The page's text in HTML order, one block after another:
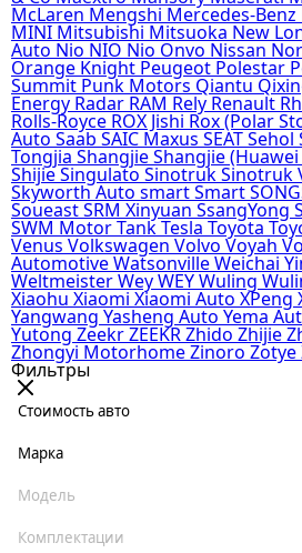
McLaren Mengshi Mercedes-Benz
MINI Mitsubishi Mitsuoka New
Auto Nio NIO Nio Onvo Nissan
Orange Knight Peugeot Polestar
Summit Punk Motors Qiantu
Energy Radar RAM RelyRenault
Rolls-Royce ROX Jishi Rox (Polar
Auto Saab SAIC Maxus SEATSehol
Tongjia ShangjieShangjie (Huawei
ShijieSingulato SinotrukSinotruk
Skyworth Auto smartSmart
SoueastSRM Xinyuan SsangYong
SWM MotorTankTesla Toyota
Venus Volkswagen Volvo Voyah
AutomotiveWatsonvilleWeichai
WeltmeisterWeyWEYWuling
Xiaohu Xiaomi Xiaomi Auto XPeng
Yangwang Yasheng Auto Yema
Yutong ZeekrZEEKRZhido Zhijie
Zhongyi MotorhomeZinoro Zotye
Фильтры
Стоимость авто
Марка
Модель
Комплектации